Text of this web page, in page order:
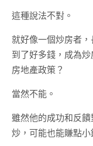
這種說法不對。
就好像一個炒房者
到了好多錢，成為
房地產政策？
當然不能。
雖然他的成功和反
炒，可能也能賺點